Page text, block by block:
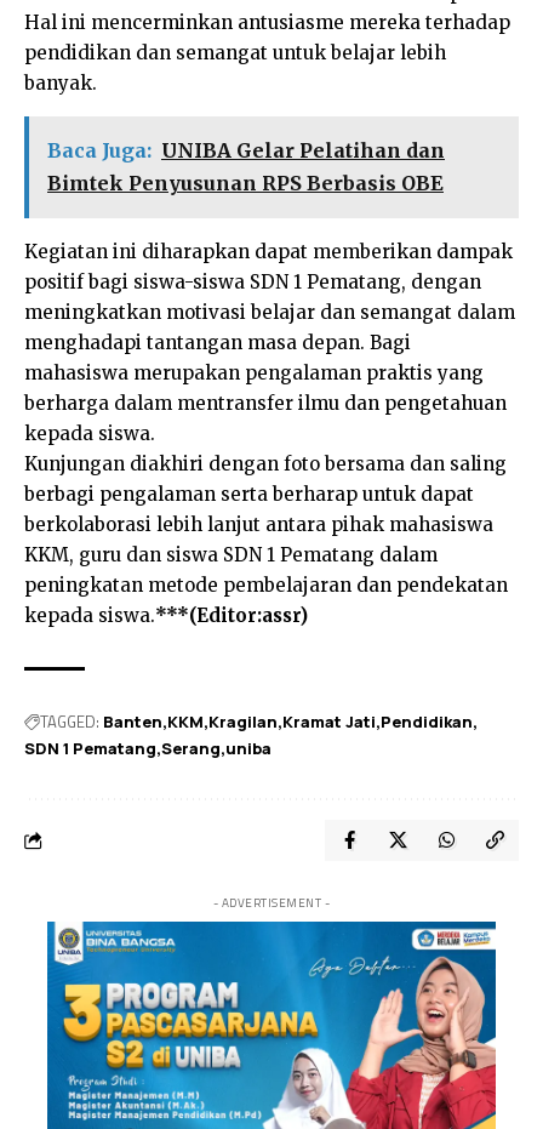
Hal ini mencerminkan antusiasme mereka terhadap
pendidikan dan semangat untuk belajar lebih
banyak.
Baca Juga: UNIBA Gelar Pelatihan dan
Bimtek Penyusunan RPS Berbasis OBE
Kegiatan ini diharapkan dapat memberikan dampak
positif bagi siswa-siswa SDN 1 Pematang, dengan
meningkatkan motivasi belajar dan semangat dalam
menghadapi tantangan masa depan. Bagi
mahasiswa merupakan pengalaman praktis yang
berharga dalam mentransfer ilmu dan pengetahuan
kepada siswa.
Kunjungan diakhiri dengan foto bersama dan saling
berbagi pengalaman serta berharap untuk dapat
berkolaborasi lebih lanjut antara pihak mahasiswa
KKM, guru dan siswa SDN 1 Pematang dalam
peningkatan metode pembelajaran dan pendekatan
kepada siswa.***(Editor:assr)
TAGGED: Banten KKM Kragilan Kramat Jati Pendidikan
SDN 1 Pematang Serang uniba
- ADVERTISEMENT -